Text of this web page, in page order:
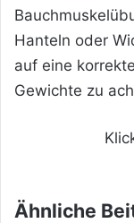
Hanteln oder
auf eine
Gewichte zu
Ähnliche